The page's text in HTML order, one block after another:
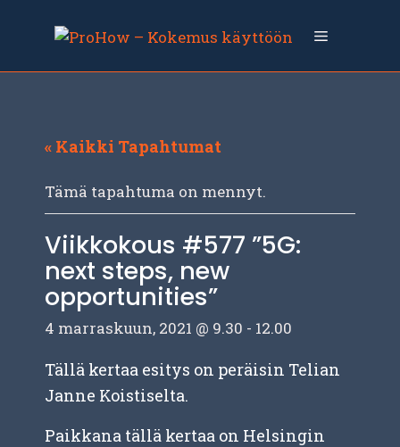
sisältöön
Valikko
« Kaikki Tapahtumat
Tämä tapahtuma on mennyt.
Viikkokous #577 ”5G:
next steps, new
opportunities”
4 marraskuun, 2021 @ 9.30 - 12.00
Tällä kertaa esitys on peräisin Telian
Janne Koistiselta.
Paikkana tällä kertaa on Helsingin